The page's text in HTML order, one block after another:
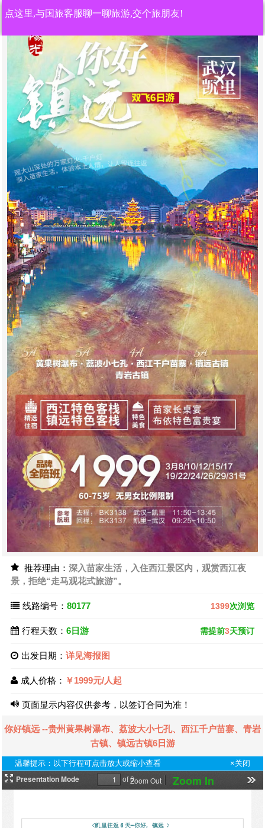
推荐理由： 深入苗家生活，入住西江景区内，观赏西江夜
景，拒绝“走马观花式旅游”。
线路编号： 80177 1399次浏览
行程天数： 6日游 需提前3天预订
出发日期： 详见海报图
成人价格： ￥1999元/人起
页面显示内容仅供参考，以签订合同为准！
你好镇远 --贵州黄果树瀑布、荔波大小七孔、西江千户苗寨、青岩
古镇、镇远古镇6日游
温馨提示：以下行程可点击放大或缩小查看 ×关闭
点这里,与国旅客服聊一聊旅游,交个旅朋友!